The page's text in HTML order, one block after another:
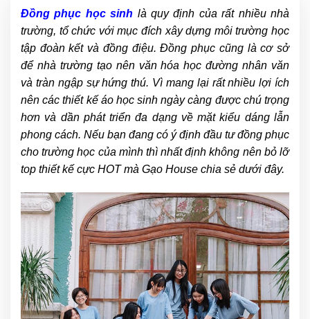
Đồng phục học sinh là quy định của rất nhiều nhà
trường, tổ chức với mục đích xây dựng môi trường học
tập đoàn kết và đồng điệu. Đồng phục cũng là cơ sở
để nhà trường tạo nên văn hóa học đường nhân văn
và tràn ngập sự hứng thú. Vì mang lại rất nhiều lợi ích
nên các thiết kế áo học sinh ngày càng được chú trọng
hơn và dần phát triển đa dạng về mặt kiểu dáng lẫn
phong cách. Nếu bạn đang có ý định đầu tư đồng phục
cho trường học của mình thì nhất định không nên bỏ lỡ
top thiết kế cực HOT mà Gạo House chia sẻ dưới đây.